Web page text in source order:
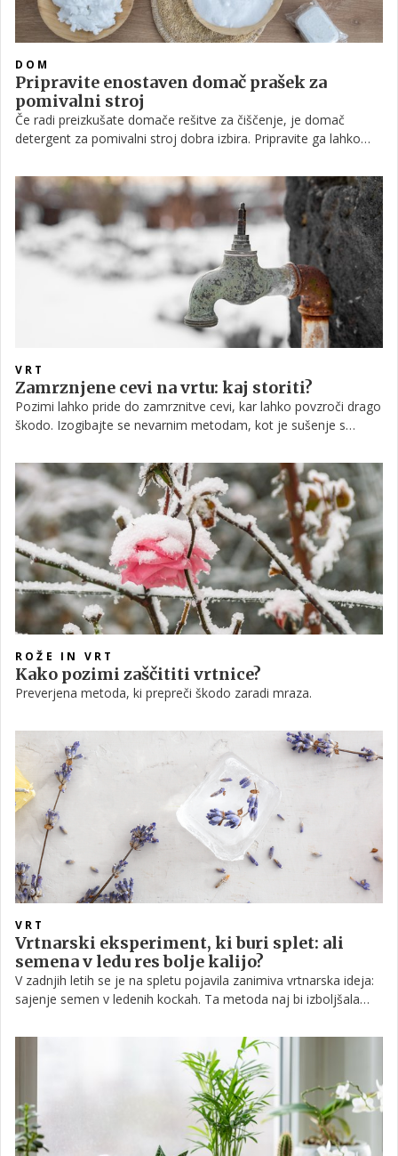
DOM
Pripravite enostaven domač prašek za
pomivalni stroj
Če radi preizkušate domače rešitve za čiščenje, je domač
detergent za pomivalni stroj dobra izbira. Pripravite ga lahko
že imate doma. Takšen detergent vam omogoča več nadzora
nad sestavinami, hkrati pa je primeren za redno uporabo.
VRT
Zamrznjene cevi na vrtu: kaj storiti?
Pozimi lahko pride do zamrznitve cevi, kar lahko povzroči drago
škodo. Izogibajte se nevarnim metodam, kot je sušenje s
segrevanja.
ROŽE IN VRT
Kako pozimi zaščititi vrtnice?
Preverjena metoda, ki prepreči škodo zaradi mraza.
VRT
Vrtnarski eksperiment, ki buri splet: ali
semena v ledu res bolje kalijo?
V zadnjih letih se je na spletu pojavila zanimiva vrtnarska ideja:
sajenje semen v ledenih kockah. Ta metoda naj bi izboljšala
zimske razmere, ki jih nekatera semena potrebujejo za uspešen
začetek rasti. Vprašanje pa je, ali gre za dejansko učinkovito
tehniko ali zgolj za spletni trend brez trdne strokovne podlage.